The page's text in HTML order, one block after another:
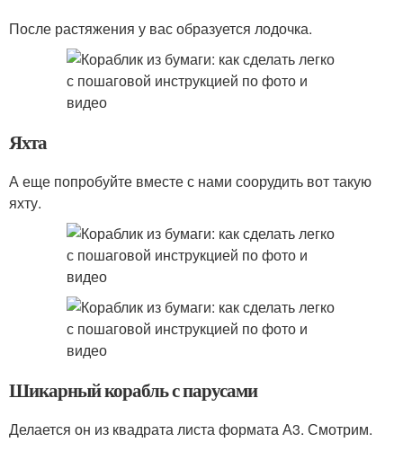
После растяжения у вас образуется лодочка.
Яхта
А еще попробуйте вместе с нами соорудить вот такую
яхту.
Шикарный корабль с парусами
Делается он из квадрата листа формата А3. Смотрим.